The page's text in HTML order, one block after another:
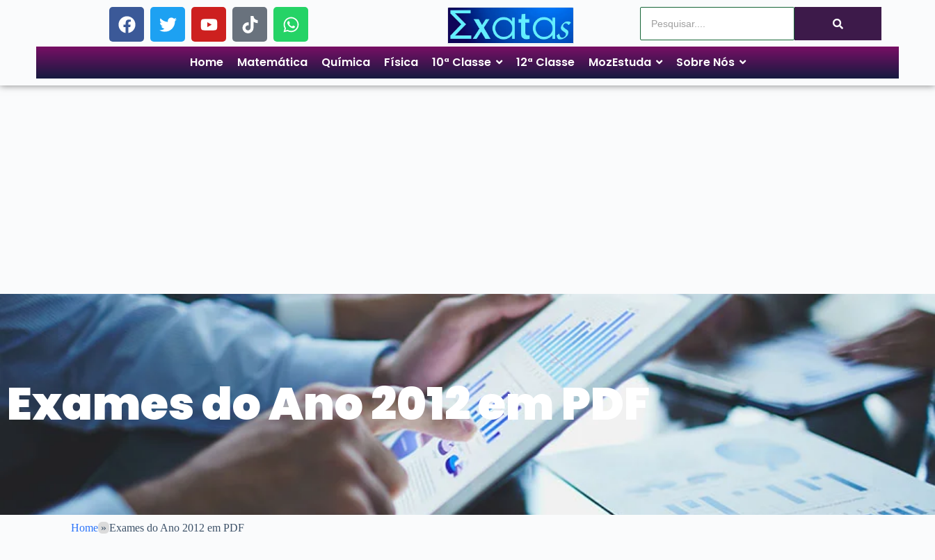
Home Matemática Química Física 10ª Classe 12ª Classe MozEstuda Sobre Nós
Exames do Ano 2012 em PDF
Home»Exames do Ano 2012 em PDF